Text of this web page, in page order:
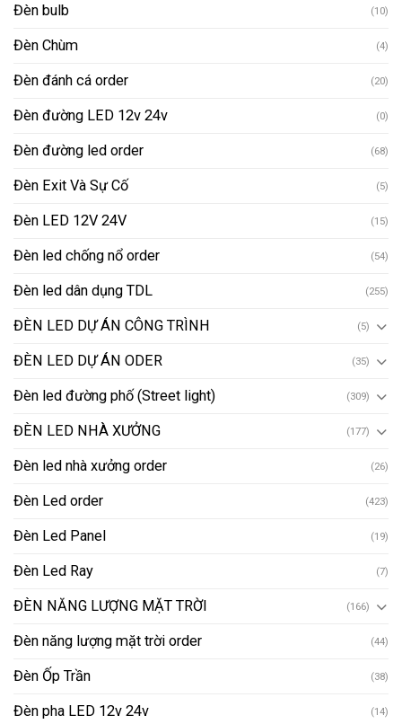
Đèn bulb (10)
Đèn Chùm (4)
Đèn đánh cá order (20)
Đèn đường LED 12v 24v (0)
Đèn đường led order (68)
Đèn Exit Và Sự Cố (5)
Đèn LED 12V 24V (15)
Đèn led chống nổ order (54)
Đèn led dân dụng TDL (255)
ĐÈN LED DỰ ÁN CÔNG TRÌNH (5)
ĐÈN LED DỰ ÁN ODER (35)
Đèn led đường phố (Street light) (309)
ĐÈN LED NHÀ XƯỞNG (177)
Đèn led nhà xưởng order (26)
Đèn Led order (423)
Đèn Led Panel (19)
Đèn Led Ray (7)
ĐÈN NĂNG LƯỢNG MẶT TRỜI (166)
Đèn năng lượng mặt trời order (44)
Đèn Ốp Trần (38)
Đèn pha LED 12v 24v (14)